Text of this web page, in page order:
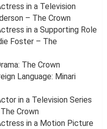
in a Television
– The Crown
in a Supporting Role
Foster – The
The Crown
Language: Minari
in a Television Series
Crown
in a Motion Picture